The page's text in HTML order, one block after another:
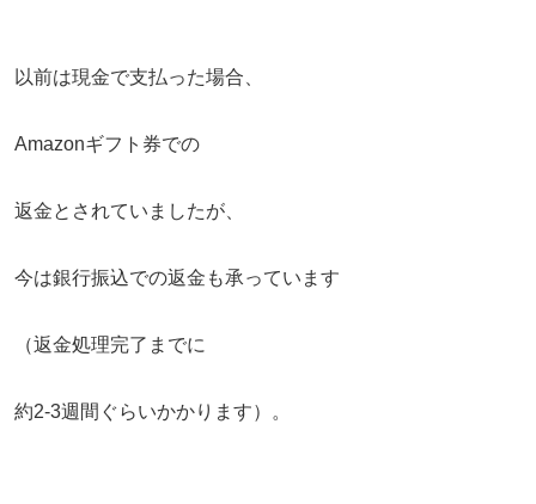
以前は現金で支払った場合、
Amazonギフト券での
返金とされていましたが、
今は銀行振込での返金も承っています
（返金処理完了までに
約2-3週間ぐらいかかります）。